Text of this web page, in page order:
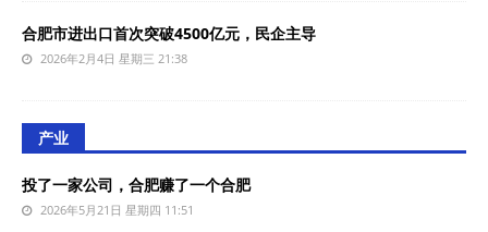
合肥市进出口首次突破4500亿元，民企主导‌
2026年2月4日 星期三 21:38
产业
投了一家公司，合肥赚了一个合肥
2026年5月21日 星期四 11:51